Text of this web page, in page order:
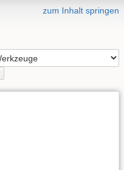
zum Inhalt springen